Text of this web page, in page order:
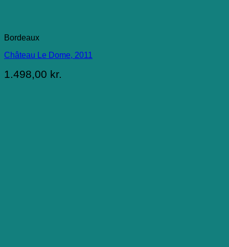
Bordeaux
Château Le Dome, 2011
1.498,00 kr.